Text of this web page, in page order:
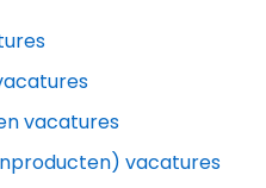
vacatures
vacatures